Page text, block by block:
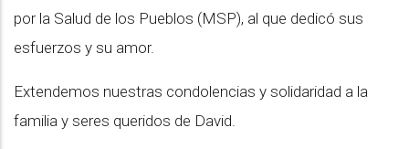
por la Salud de los Pueblos (MSP), al que dedicó sus
esfuerzos y su amor.
Extendemos nuestras condolencias y solidaridad a la
familia y seres queridos de David.